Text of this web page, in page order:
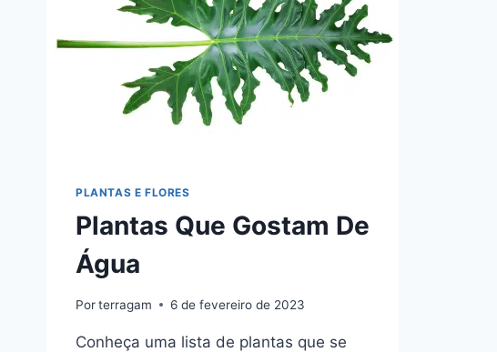
PLANTAS E FLORES
Plantas Que Gostam De
Água
Porterragam 6 de fevereiro de 2023
Conheça uma lista de plantas que se